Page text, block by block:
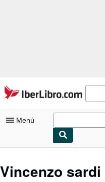
Pasar al contenido principal
IberLibro.com
Menú
Consultar mis pedidos
Vincenzo sardi